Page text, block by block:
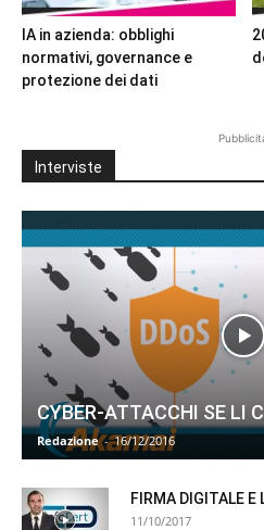
IA in azienda: obblighi
normativi, governance e
protezione dei dati
Interviste
CYBER-ATTACCHI SE LI
Redazione - 16/12/2016
FIRMA DIGITALE E
11/10/2017